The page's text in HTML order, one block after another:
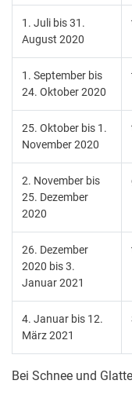
1. Juli bis 31.
August 2020
1. September bis
24. Oktober 2020
25. Oktober bis 1.
November 2020
2. November bis
25. Dezember
2020
26. Dezember
2020 bis 3.
Januar 2021
4. Januar bis 12.
März 2021
Bei Schnee und